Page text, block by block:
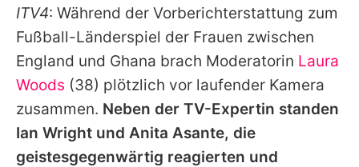
Datenschutzerklärung
Nutzungsbedingungen
Utiq verwalten
ITV4: Während der Vorberichterstattung zum
Fußball-Länderspiel der Frauen zwischen
England und Ghana brach Moderatorin Laura
Woods (38) plötzlich vor laufender Kamera
zusammen. Neben der TV-Expertin standen
Ian Wright und Anita Asante, die
geistesgegenwärtig reagierten und